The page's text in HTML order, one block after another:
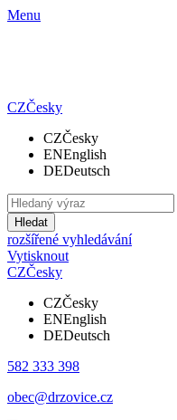
Menu
CZČesky
CZČesky
ENEnglish
DEDeutsch
Hledat
rozšířené vyhledávání
Vytisknout
CZČesky
CZČesky
ENEnglish
DEDeutsch
582 333 398
obec@drzovice.cz